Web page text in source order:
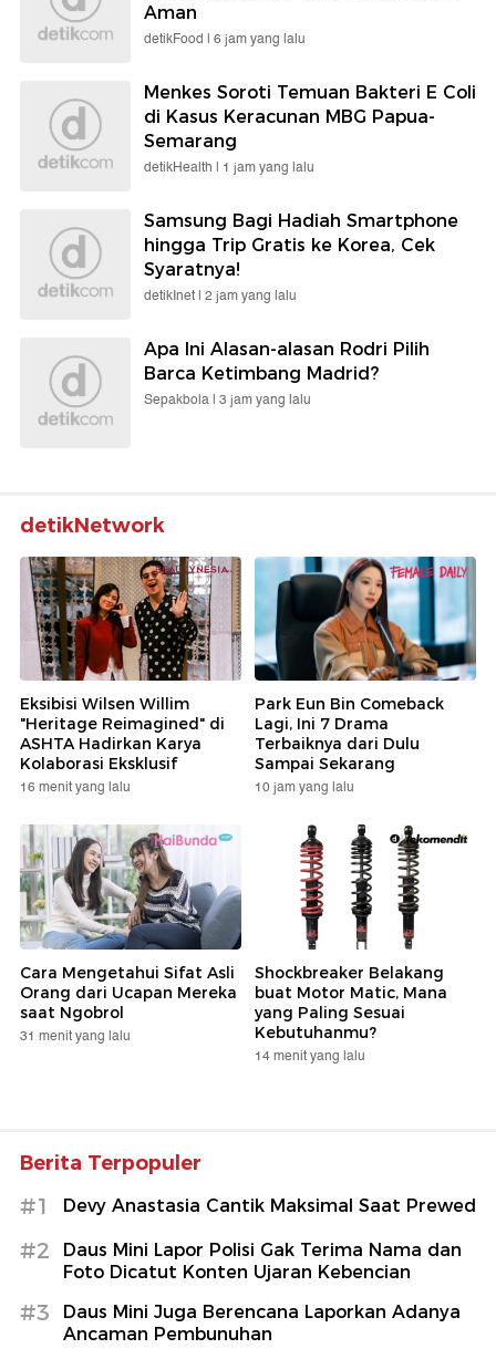
Aman
detikFood | 6 jam yang lalu
Menkes Soroti Temuan Bakteri E Coli
di Kasus Keracunan MBG Papua-
Semarang
detikHealth | 1 jam yang lalu
Samsung Bagi Hadiah Smartphone
hingga Trip Gratis ke Korea, Cek
Syaratnya!
detikInet | 2 jam yang lalu
Apa Ini Alasan-alasan Rodri Pilih
Barca Ketimbang Madrid?
Sepakbola | 3 jam yang lalu
detikNetwork
Eksibisi Wilsen Willim
"Heritage Reimagined" di
ASHTA Hadirkan Karya
Kolaborasi Eksklusif
16 menit yang lalu
Park Eun Bin Comeback
Lagi, Ini 7 Drama
Terbaiknya dari Dulu
Sampai Sekarang
10 jam yang lalu
Cara Mengetahui Sifat Asli
Orang dari Ucapan Mereka
saat Ngobrol
31 menit yang lalu
Shockbreaker Belakang
buat Motor Matic, Mana
yang Paling Sesuai
Kebutuhanmu?
14 menit yang lalu
Berita Terpopuler
#1 Devy Anastasia Cantik Maksimal Saat Prewed
#2
Daus Mini Lapor Polisi Gak Terima Nama dan
Foto Dicatut Konten Ujaran Kebencian
#3
Daus Mini Juga Berencana Laporkan Adanya
Ancaman Pembunuhan